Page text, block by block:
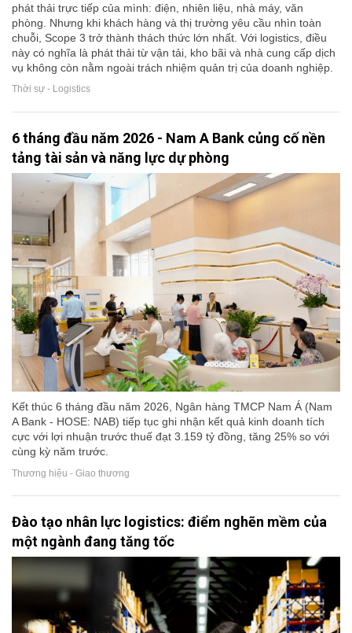
phát thải trực tiếp của mình: điện, nhiên liệu, nhà máy, văn
phòng. Nhưng khi khách hàng và thị trường yêu cầu nhìn toàn
chuỗi, Scope 3 trở thành thách thức lớn nhất. Với logistics, điều
này có nghĩa là phát thải từ vận tải, kho bãi và nhà cung cấp dịch
vụ không còn nằm ngoài trách nhiệm quản trị của doanh nghiệp.
Thời sự - Logistics
6 tháng đầu năm 2026 - Nam A Bank củng cố nền
tảng tài sản và năng lực dự phòng
Kết thúc 6 tháng đầu năm 2026, Ngân hàng TMCP Nam Á (Nam
A Bank - HOSE: NAB) tiếp tục ghi nhận kết quả kinh doanh tích
cực với lợi nhuận trước thuế đạt 3.159 tỷ đồng, tăng 25% so với
cùng kỳ năm trước.
Thương hiệu - Giao thương
Đào tạo nhân lực logistics: điểm nghẽn mềm của
một ngành đang tăng tốc